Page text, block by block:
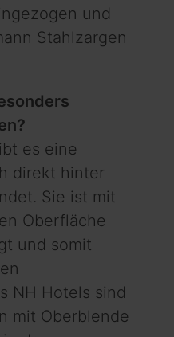
und
Stahlzargen
es eine
direkt hinter
Sie ist mit
Oberfläche
und somit
NH Hotels sind
mit Oberblende